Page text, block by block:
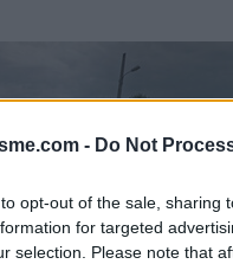
- Do Not
opt-out of the sale, sharing
for targeted
selection. Please note that